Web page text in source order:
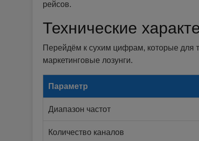
рейсов.
Технические
Перейдём к сухим цифрам, которые для
маркетинговые лозунги.
Параметр
Диапазон частот
Количество каналов